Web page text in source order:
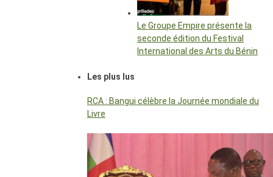
Le Groupe Empire présente la
seconde édition du Festival
International des Arts du Bénin
Les plus lus
RCA : Bangui célèbre la Journée mondiale du
Livre